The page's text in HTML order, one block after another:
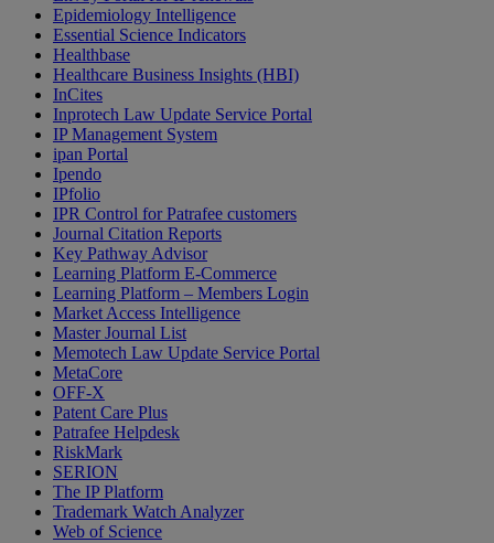
Epidemiology Intelligence
Essential Science Indicators
Healthbase
Healthcare Business Insights (HBI)
InCites
Inprotech Law Update Service Portal
IP Management System
ipan Portal
Ipendo
IPfolio
IPR Control for Patrafee customers
Journal Citation Reports
Key Pathway Advisor
Learning Platform E-Commerce
Learning Platform – Members Login
Market Access Intelligence
Master Journal List
Memotech Law Update Service Portal
MetaCore
OFF-X
Patent Care Plus
Patrafee Helpdesk
RiskMark
SERION
The IP Platform
Trademark Watch Analyzer
Web of Science